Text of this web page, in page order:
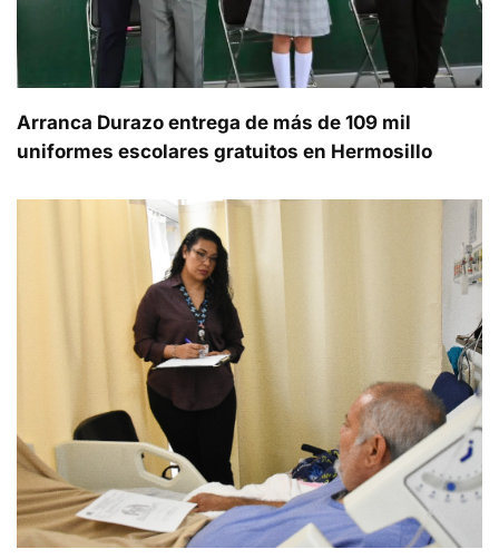
Arranca Durazo entrega de más de 109 mil
uniformes escolares gratuitos en Hermosillo